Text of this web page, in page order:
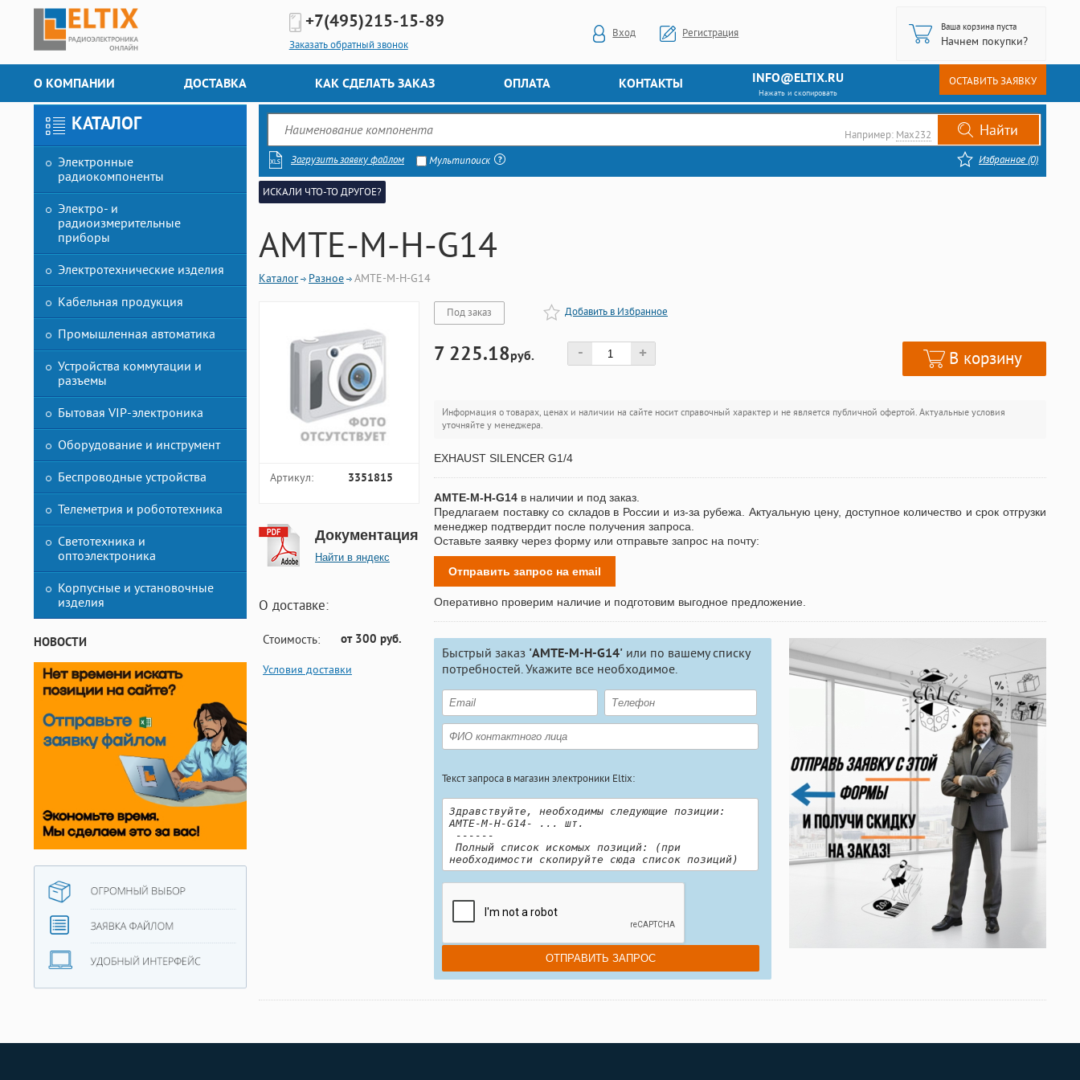
+7(495)215-15-89
Заказать обратный звонок
Вход Регистрация
Ваша корзина пуста
Начнем покупки?
О КОМПАНИИ ДОСТАВКА КАК СДЕЛАТЬ ЗАКАЗ ОПЛАТА КОНТАКТЫ INFO@ELTIX.RU
Нажать и скопировать
ОСТАВИТЬ ЗАЯВКУ
КАТАЛОГ
Электронные
радиокомпоненты
Электро- и
радиоизмерительные
приборы
Электротехнические изделия
Кабельная продукция
Промышленная автоматика
Устройства коммутации и
разъемы
Бытовая VIP-электроника
Оборудование и инструмент
Беспроводные устройства
Телеметрия и робототехника
Светотехника и
оптоэлектроника
Корпусные и установочные
изделия
НОВОСТИ
Например: Max232
Загрузить заявку файлом Мультипоиск Избранное (0)
ИСКАЛИ ЧТО-ТО ДРУГОЕ?
AMTE-M-H-G14
Каталог Разное AMTE-M-H-G14
Под заказ Добавить в Избранное
7 225.18руб. - + В корзину
Информация о товарах, ценах и наличии на сайте носит справочный характер и не является публичной офертой. Актуальные условия
уточняйте у менеджера.
EXHAUST SILENCER G1/4
AMTE-M-H-G14 в наличии и под заказ.
Предлагаем поставку со складов в России и из-за рубежа. Актуальную цену, доступное количество и срок отгрузки
менеджер подтвердит после получения запроса.
Оставьте заявку через форму или отправьте запрос на почту:
Отправить запрос на email
Оперативно проверим наличие и подготовим выгодное предложение.
Быстрый заказ 'AMTE-M-H-G14' или по вашему списку
потребностей. Укажите все необходимое.
Текст запроса в магазин электроники Eltix:
Артикул: 3351815
Документация
Найти в яндекс
О доставке:
Стоимость: от 300 руб.
Условия доставки